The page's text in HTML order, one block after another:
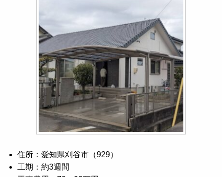
住所：愛知県刈谷市（929）
工期：約3週間